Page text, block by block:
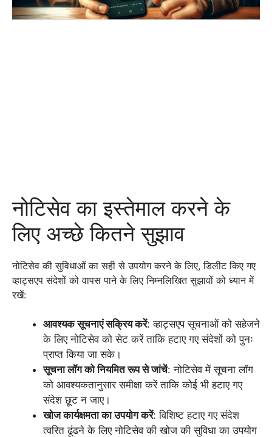
नोटिसेव का इस्तेमाल करने के
लिए अच्छे कितने सुझाव
नोटिसेव की सुविधाओं का सही से उपयोग करने के लिए, डिलीट किए गए
व्हाट्सएप संदेशों को वापस पाने के लिए निम्नलिखित सुझावों को ध्यान में
रखें:
आवश्यक सूचनाएं सक्रिय करें: व्हाट्सएप सूचनाओं को सहेजने
के लिए नोटिसेव को सेट करें ताकि हटाए गए संदेशों को पुनः
प्राप्त किया जा सके।
सूचना लॉग को नियमित रूप से जांचें: नोटिसेव में सूचना लॉग
को आवश्यकतानुसार समीक्षा करें ताकि कोई भी हटाए गए
संदेश छूट न जाए।
खोज कार्यक्षमता का उपयोग करें: विशिष्ट हटाए गए संदेश
त्वरित ढूंढने के लिए नोटिसेव की खोज की सुविधा का उपयोग